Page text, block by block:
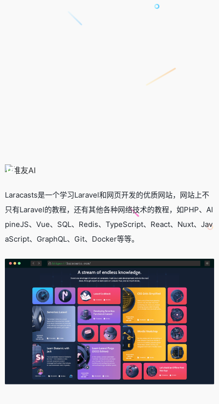
Laracasts是一个学习Laravel和网页开发的优质网站，网站上不
只有Laravel的教程，还有其他各种网络技术的教程，如PHP、Al
pineJS、Vue、SQL、Redis、TypeScript、React、Nuxt、Jav
aScript、GraphQL、Git、Docker等等。